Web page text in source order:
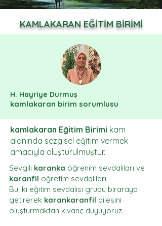
KAMLAKARAN EĞİTİM BİRİMİ
H. Hayriye Durmuş
kamlakaran birim sorumlusu
kamlakaran Eğitim Birimi kam
alanında sezgisel eğitim vermek
amacıyla oluşturulmuştur.
Sevgili karanka öğrenim sevdalıları ve
karanfil öğretim sevdalıları
Bu iki eğitim sevdalısı grubu biraraya
getirerek karankaranfil ailesini
oluşturmaktan kıvanç duyuyoruz.